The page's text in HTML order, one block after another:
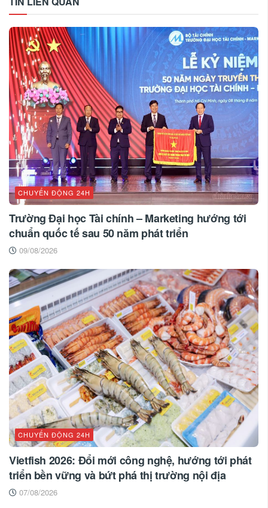
CHUYỂN ĐỘNG 24H
Trường Đại học Tài chính – Marketing hướng tới
chuẩn quốc tế sau 50 năm phát triển
09/08/2026
CHUYỂN ĐỘNG 24H
Vietfish 2026: Đổi mới công nghệ, hướng tới phát
triển bền vững và bứt phá thị trường nội địa
07/08/2026